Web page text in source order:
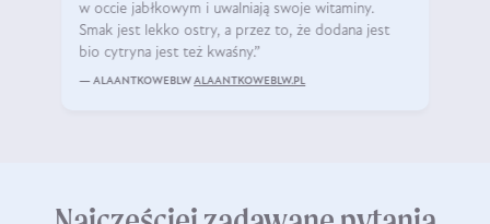
w occie jabłkowym i uwalniają swoje witaminy.
Smak jest lekko ostry, a przez to, że dodana jest
bio cytryna jest też kwaśny.”
— ALAANTKOWEBLWALAANTKOWEBLW.PL